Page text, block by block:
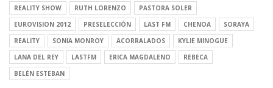
REALITY SHOW
RUTH LORENZO
PASTORA SOLER
EUROVISION 2012
PRESELECCIÓN LAST FM CHENOA
SORAYA
REALITY
SONIA MONROY ACORRALADOS
KYLIE MINOGUE
LANA DEL REY
LASTFM ERICA MAGDALENO
REBECA
BELÉN ESTEBAN